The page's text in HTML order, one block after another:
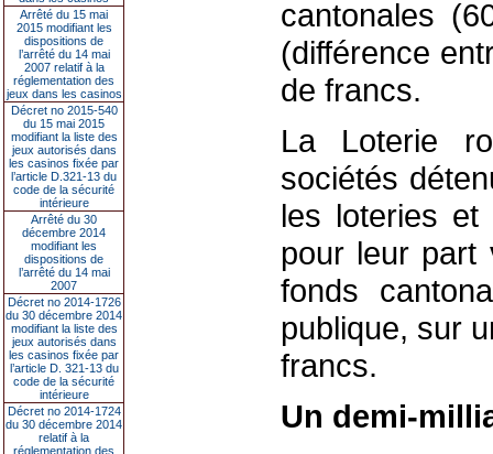
Arrêté du 15 mai
2015 modifiant les
dispositions de
l’arrêté du 14 mai
2007 relatif à la
réglementation des
jeux dans les casinos
Décret no 2015-540
du 15 mai 2015
modifiant la liste des
jeux autorisés dans
les casinos fixée par
l’article D.321-13 du
code de la sécurité
intérieure
Arrêté du 30
décembre 2014
modifiant les
dispositions de
l’arrêté du 14 mai
2007
Décret no 2014-1726
du 30 décembre 2014
modifiant la liste des
jeux autorisés dans
les casinos fixée par
l’article D. 321-13 du
code de la sécurité
intérieure
Décret no 2014-1724
du 30 décembre 2014
relatif à la
réglementation des
cantonales
(différence
de francs.
La Loterie
sociétés
les loteries
pour leur part
fonds
publique, sur
francs.
Un demi-